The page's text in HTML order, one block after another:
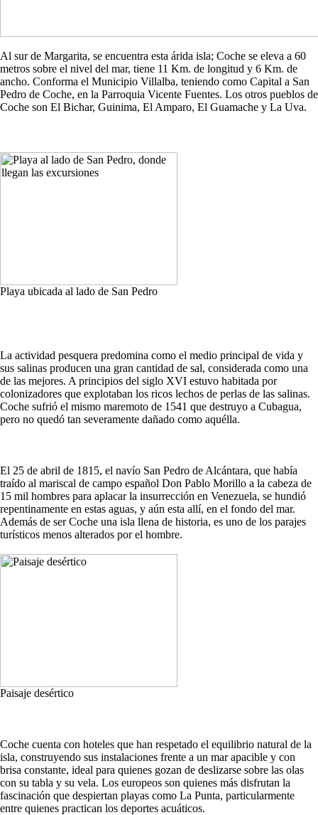
Al sur de Margarita, se encuentra esta árida isla; Coche se eleva a 60
metros sobre el nivel del mar, tiene 11 Km. de longitud y 6 Km. de
ancho. Conforma el Municipio Villalba, teniendo como Capital a San
Pedro de Coche, en la Parroquia Vicente Fuentes. Los otros pueblos de
Coche son El Bichar, Guinima, El Amparo, El Guamache y La Uva.
Playa ubicada al lado de San Pedro
La actividad pesquera predomina como el medio principal de vida y
sus salinas producen una gran cantidad de sal, considerada como una
de las mejores. A principios del siglo XVI estuvo habitada por
colonizadores que explotaban los ricos lechos de perlas de las salinas.
Coche sufrió el mismo maremoto de 1541 que destruyo a Cubagua,
pero no quedó tan severamente dañado como aquélla.
El 25 de abril de 1815, el navío San Pedro de Alcántara, que había
traído al mariscal de campo español Don Pablo Morillo a la cabeza de
15 mil hombres para aplacar la insurrección en Venezuela, se hundió
repentinamente en estas aguas, y aún esta allí, en el fondo del mar.
Además de ser Coche una isla llena de historia, es uno de los parajes
turísticos menos alterados por el hombre.
Paisaje desértico
Coche cuenta con hoteles que han respetado el equilibrio natural de la
isla, construyendo sus instalaciones frente a un mar apacible y con
brisa constante, ideal para quienes gozan de deslizarse sobre las olas
con su tabla y su vela. Los europeos son quienes más disfrutan la
fascinación que despiertan playas como La Punta, particularmente
entre quienes practican los deportes acuáticos.